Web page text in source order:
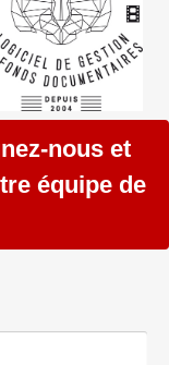
nous et
équipe de